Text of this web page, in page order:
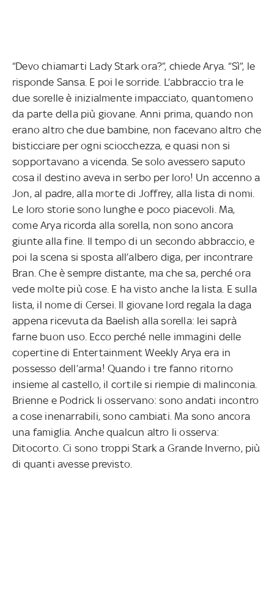
“Devo chiamarti Lady Stark ora?”, chiede Arya. “Sì”, le
risponde Sansa. E poi le sorride. L’abbraccio tra le
due sorelle è inizialmente impacciato, quantomeno
da parte della più giovane. Anni prima, quando non
erano altro che due bambine, non facevano altro che
bisticciare per ogni sciocchezza, e quasi non si
sopportavano a vicenda. Se solo avessero saputo
cosa il destino aveva in serbo per loro! Un accenno a
Jon, al padre, alla morte di Joffrey, alla lista di nomi.
Le loro storie sono lunghe e poco piacevoli. Ma,
come Arya ricorda alla sorella, non sono ancora
giunte alla fine. Il tempo di un secondo abbraccio, e
poi la scena si sposta all’albero diga, per incontrare
Bran. Che è sempre distante, ma che sa, perché ora
vede molte più cose. E ha visto anche la lista. E sulla
lista, il nome di Cersei. Il giovane lord regala la daga
appena ricevuta da Baelish alla sorella: lei saprà
farne buon uso. Ecco perché nelle immagini delle
copertine di Entertainment Weekly Arya era in
possesso dell’arma! Quando i tre fanno ritorno
insieme al castello, il cortile si riempie di malinconia.
Brienne e Podrick li osservano: sono andati incontro
a cose inenarrabili, sono cambiati. Ma sono ancora
una famiglia. Anche qualcun altro li osserva:
Ditocorto. Ci sono troppi Stark a Grande Inverno, più
di quanti avesse previsto.